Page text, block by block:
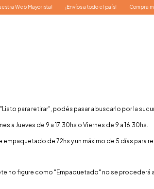
Mayorista! ¡Envíos a todo el país! Compra mínima
para retirar", podés pasar a buscarlo por la
a Jueves de 9 a 17.30hs o Viernes de 9 a 16:30hs.
de 72hs y un máximo de 5 días para
no figure como "Empaquetado" no se procederá